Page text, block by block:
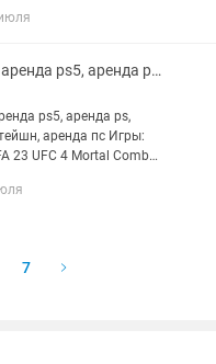
матчи, фильмы
Аренда пс5, аренда ps5, аренда ps, аренда плейстейшн, аренда пс
ps5, аренда ps,
аренда пс Игры:
Combat
7